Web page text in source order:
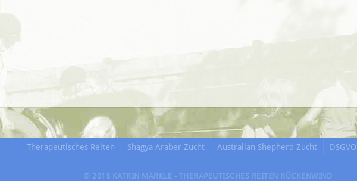
Therapeutisches Reiten Shagya Araber Zucht Australian Shepherd Zucht DSGVO
© 2018 KATRIN MÄRKLE - THERAPEUTISCHES REITEN RÜCKENWIND